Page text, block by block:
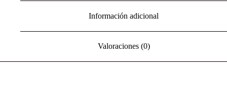
Información adicional
Valoraciones (0)